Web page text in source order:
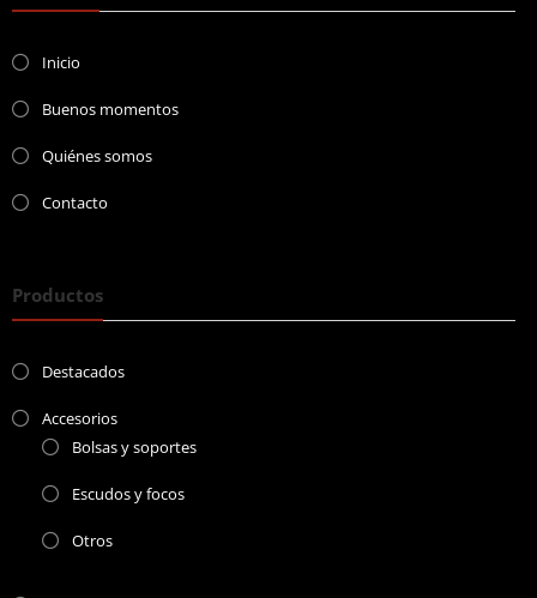
Inicio
Buenos momentos
Quiénes somos
Contacto
Productos
Destacados
Accesorios
Bolsas y soportes
Escudos y focos
Otros